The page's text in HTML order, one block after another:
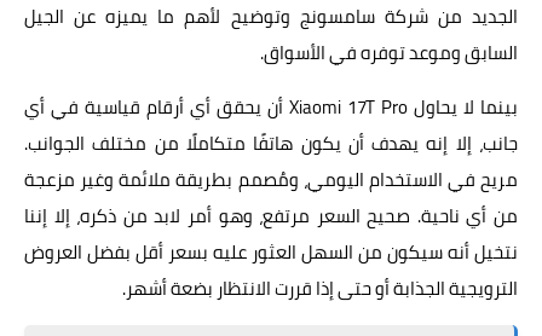
الجديد من شركة سامسونج وتوضيح لأهم ما يميزه عن الجيل
السابق وموعد توفره في الأسواق.
بينما لا يحاول Xiaomi 17T Pro أن يحقق أي أرقام قياسية في أي
جانب، إلا إنه يهدف أن يكون هاتفًا متكاملًا من مختلف الجوانب.
مريح في الاستخدام اليومي، ومُصمم بطريقة ملائمة وغير مزعجة
من أي ناحية. صحيح السعر مرتفع، وهو أمر لابد من ذكره، إلا إننا
نتخيل أنه سيكون من السهل العثور عليه بسعر أقل بفضل العروض
الترويجية الجذابة أو حتى إذا قررت الانتظار بضعة أشهر.